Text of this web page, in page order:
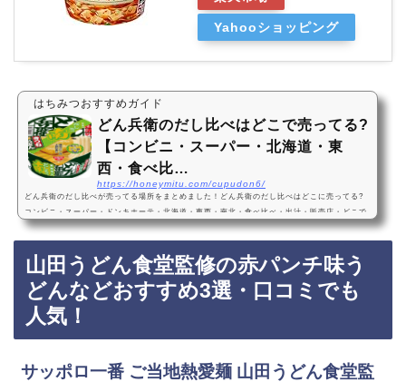
Yahooショッピング
はちみつおすすめガイド
どん兵衛のだし比べはどこで売ってる?
【コンビニ・スーパー・北海道・東
西・食べ比…
https://honeymitu.com/cupudon6/
どん兵衛のだし比べが売ってる場所をまとめました！どん兵衛のだし比べはどこに売ってる?
コンビニ・スーパー・ドンキホーテ・北海道・東西・南北・食べ比べ・出汁・販売店・どこで
買える?Amazon・楽天・売ってない?発売日・2023年11月6日に北が発売・2024年3月11日に
南が新発売！どん兵衛のだし比べは、コンビニやスーパーやドンキホーテに売っています！店
舗によっては売ってない店もあるので、Amazonや楽天でもどん兵衛のだし比べが手軽に買え
ておすすめです！どん兵衛のだし比べなどおすすめ4選・口コミでも人気！日清食品 日清の
ど…
山田うどん食堂監修の赤パンチ味う
どんなどおすすめ3選・口コミでも
人気！
サッポロ一番 ご当地熱愛麺 山田うどん食堂監